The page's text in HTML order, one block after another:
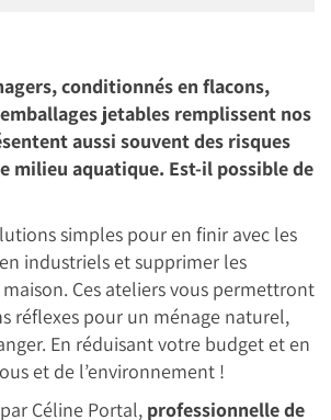
conditionnés en flacons,
jetables remplissent nos
aussi souvent des risques
milieu aquatique. Est-il possible de
simples pour en finir avec les
industriels et supprimer les
Ces ateliers vous permettront
réflexes pour un ménage naturel,
En réduisant votre budget et en
et de l’environnement !
Céline Portal, professionnelle de